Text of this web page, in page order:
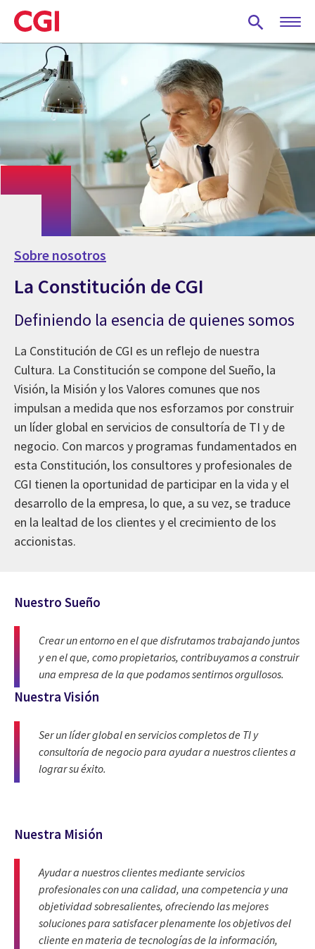
Skip
to
main
content
Sobre nosotros
La Constitución de CGI
Definiendo la esencia de quienes somos
La Constitución de CGI es un reflejo de nuestra
Cultura. La Constitución se compone del Sueño, la
Visión, la Misión y los Valores comunes que nos
impulsan a medida que nos esforzamos por construir
un líder global en servicios de consultoría de TI y de
negocio. Con marcos y programas fundamentados en
esta Constitución, los consultores y profesionales de
CGI tienen la oportunidad de participar en la vida y el
desarrollo de la empresa, lo que, a su vez, se traduce
en la lealtad de los clientes y el crecimiento de los
accionistas.
Nuestro Sueño
Crear un entorno en el que disfrutamos trabajando juntos
y en el que, como propietarios, contribuyamos a construir
una empresa de la que podamos sentirnos orgullosos.
Nuestra Visión
Ser un líder global en servicios completos de TI y
consultoría de negocio para ayudar a nuestros clientes a
lograr su éxito.
Nuestra Misión
Ayudar a nuestros clientes mediante servicios
profesionales con una calidad, una competencia y una
objetividad sobresalientes, ofreciendo las mejores
soluciones para satisfacer plenamente los objetivos del
cliente en materia de tecnologías de la información,